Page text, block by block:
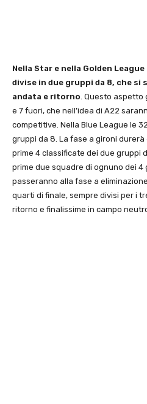
Nella Star e nella Golden
divise in due gruppi da 8, che si
andata e ritorno . Questo
e 7 fuori, che nell’idea di A22
competitive. Nella Blue League le
gruppi da 8. La fase a gironi
prime 4 classificate dei due gruppi
prime due squadre di ognuno dei 4
passeranno alla fase a
quarti di finale, sempre divisi per i
ritorno e finalissime in campo